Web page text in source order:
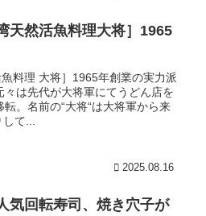
天然活魚料理大将］1965
料理 大将］1965年創業の実力派
は先代が大将軍にてうどん店を
。名前の“大将“は大将軍から来
て...
2025.08.16
気回転寿司、焼き穴子が